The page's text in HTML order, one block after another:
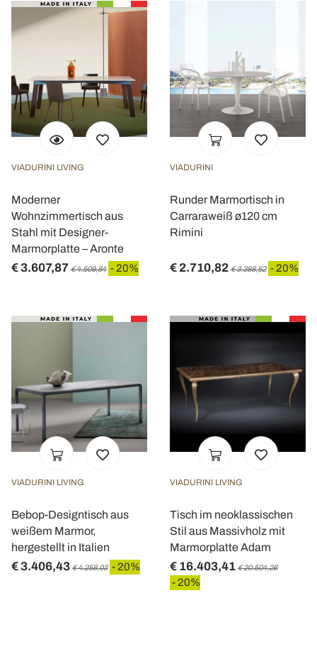
VIADURINI LIVING
Moderner
Wohnzimmertisch aus
Stahl mit Designer-
Marmorplatte – Aronte
€ 3.607,87 € 4.509,84 - 20%
VIADURINI
Runder Marmortisch in
Carraraweiß ø120 cm
Rimini
€ 2.710,82 € 3.388,52 - 20%
VIADURINI LIVING
Bebop-Designtisch aus
weißem Marmor,
hergestellt in Italien
€ 3.406,43 € 4.258,03 - 20%
VIADURINI LIVING
Tisch im neoklassischen
Stil aus Massivholz mit
Marmorplatte Adam
€ 16.403,41 € 20.504,26
- 20%